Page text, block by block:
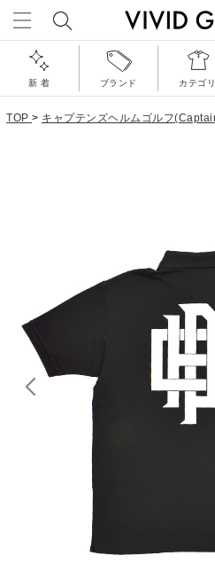
新 着 ブランド カテゴリ
TOP > キャプテンズヘルムゴルフ